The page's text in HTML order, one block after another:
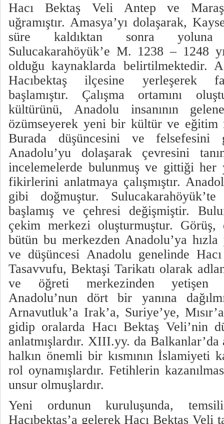
Hacı Bektaş Veli Antep ve Maraş
uğramıştır. Amasya’yı dolaşarak,
süre kaldıktan sonra
Sulucakarahöyük’e M. 1238 – 1248
olduğu kaynaklarda belirtilmektedir.
Hacıbektaş ilçesine yerleşerek
başlamıştır. Çalışma ortamını
kültürünü, Anadolu insanının
özümseyerek yeni bir kültür ve eğitim
Burada düşüncesini ve felsefesini
Anadolu’yu dolaşarak çevresini
incelemelerde bulunmuş ve gittiği her
fikirlerini anlatmaya çalışmıştır.
gibi doğmuştur.
başlamış ve çehresi değişmiştir.
çekim merkezi oluşturmuştur. Görüş,
bütün bu merkezden Anadolu’ya hızla
ve düşüncesi Anadolu genelinde
Tasavvufu, Bektaşi Tarikatı olarak
ve öğreti merkezinden yetişen
Anadolu’nun dört bir yanına
Arnavutluk’a Irak’a, Suriye’ye,
gidip oralarda Hacı Bektaş Veli’nin
anlatmışlardır. XIII.yy. da Balkanlar’da
halkın önemli bir kısmının İslamiyeti
rol oynamışlardır. Fetihlerin
unsur olmuşlardır.
Yeni ordunun kuruluşunda,
Hacıbektaş’a gelerek Hacı Bektaş Veli